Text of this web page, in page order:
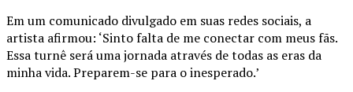
Em um comunicado divulgado em suas redes sociais, a
artista afirmou: ‘Sinto falta de me conectar com meus fãs.
Essa turnê será uma jornada através de todas as eras da
minha vida. Preparem-se para o inesperado.’